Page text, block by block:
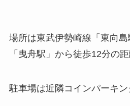
場所は東武伊勢崎線「東向島
「曳舟駅」から徒歩12分の距
駐車場は近隣コインパーキン